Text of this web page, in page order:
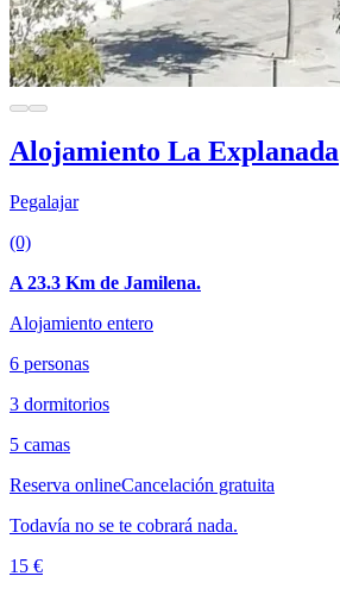
Alojamiento La Explanada
Pegalajar
(0)
A 23.3 Km de Jamilena.
Alojamiento entero
6 personas
3 dormitorios
5 camas
Reserva onlineCancelación gratuita
Todavía no se te cobrará nada.
15 €